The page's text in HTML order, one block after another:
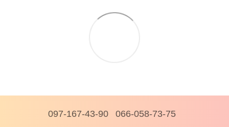
097-167-43-90 066-058-73-75